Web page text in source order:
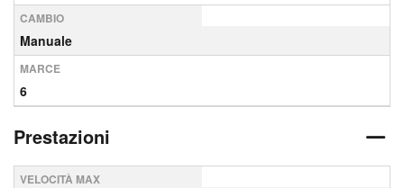
CAMBIO
Manuale
MARCE
6
Prestazioni
VELOCITÀ MAX